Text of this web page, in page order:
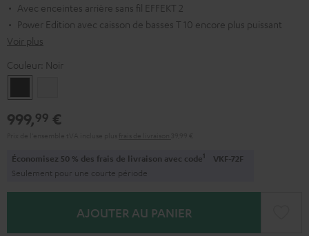
Avec enceintes arrière sans fil EFFEKT 2
Power Edition avec caisson de basses T 10 encore plus puissant
Voir plus
Couleur: Noir
999,99 €
Économisez 50 % des frais de livraison avec code1 VKF-72F
Seulement pour une courte période
AJOUTER AU PANIER